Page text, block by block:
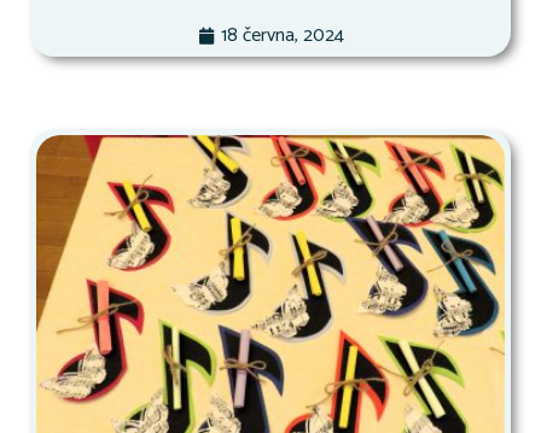
18 června, 2024